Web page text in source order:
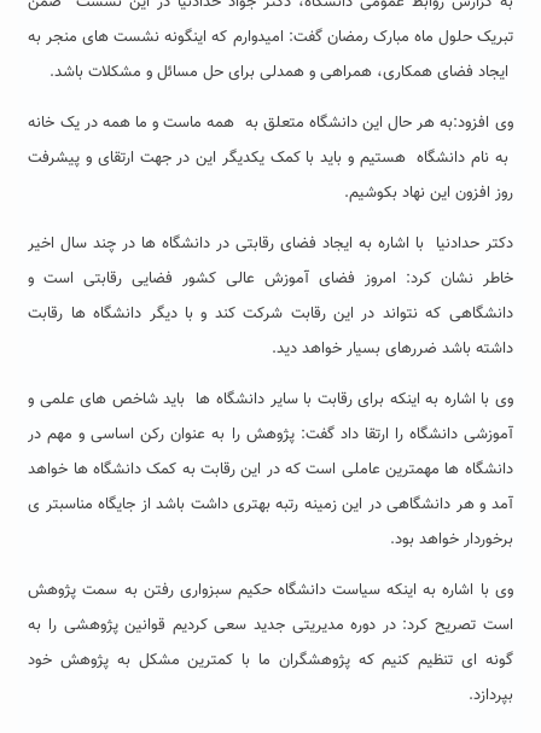
تبریک حلول ماه مبارک رمضان گفت: امیدوارم که اینگونه نشست های منجر به
ایجاد فضای همکاری، همراهی و همدلی برای حل مسائل و مشکلات باشد.
وی افزود:به هر حال این دانشگاه متعلق به همه ماست و ما همه در یک خانه
به نام دانشگاه هستیم و باید با کمک یکدیگر این در جهت ارتقای و پیشرفت
روز افزون این نهاد بکوشیم.
دکتر حدادنیا با اشاره به ایجاد فضای رقابتی در دانشگاه ها در چند سال اخیر
خاطر نشان کرد: امروز فضای آموزش عالی کشور فضایی رقابتی است و
دانشگاهی که نتواند در این رقابت شرکت کند و با دیگر دانشگاه ها رقابت
داشته باشد ضررهای بسیار خواهد دید.
وی با اشاره به اینکه برای رقابت با سایر دانشگاه ها باید شاخص های علمی و
آموزشی دانشگاه را ارتقا داد گفت: پژوهش را به عنوان رکن اساسی و مهم در
دانشگاه ها مهمترین عاملی است که در این رقابت به کمک دانشگاه ها خواهد
آمد و هر دانشگاهی در این زمینه رتبه بهتری داشت باشد از جایگاه مناسبتر ی
برخوردار خواهد بود.
وی با اشاره به اینکه سیاست دانشگاه حکیم سبزواری رفتن به سمت پژوهش
است تصریح کرد: در دوره مدیریتی جدید سعی کردیم قوانین پژوهشی را به
گونه ای تنظیم کنیم که پژوهشگران ما با کمترین مشکل به پژوهش خود
بپردازد.